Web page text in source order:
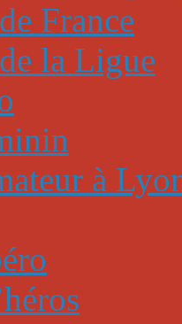
France
la Ligue
à